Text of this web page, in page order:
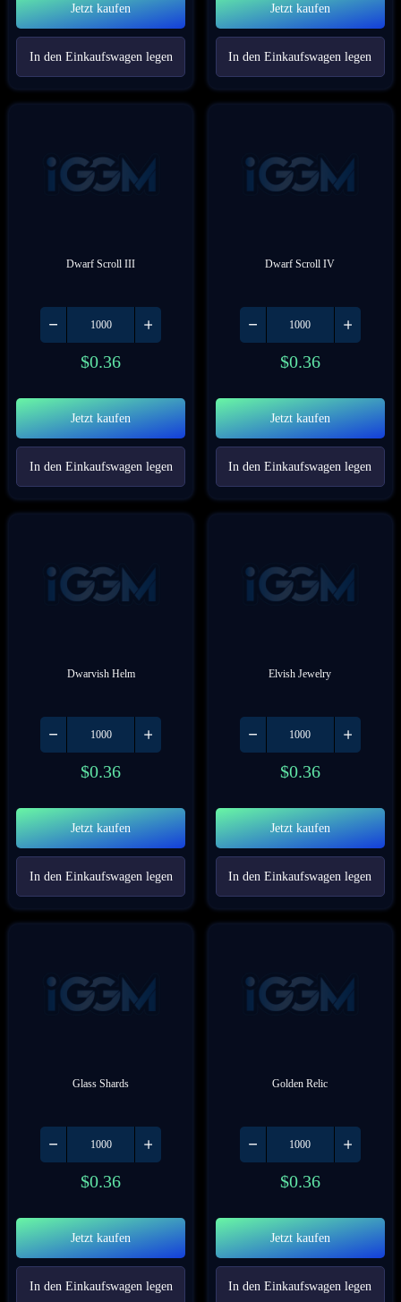
Jetzt kaufen
In den Einkaufswagen legen
Jetzt kaufen
In den Einkaufswagen legen
Dwarf Scroll III
$0.36
Jetzt kaufen
In den Einkaufswagen legen
Dwarf Scroll IV
$0.36
Jetzt kaufen
In den Einkaufswagen legen
Dwarvish Helm
$0.36
Jetzt kaufen
In den Einkaufswagen legen
Elvish Jewelry
$0.36
Jetzt kaufen
In den Einkaufswagen legen
Glass Shards
$0.36
Jetzt kaufen
In den Einkaufswagen legen
Golden Relic
$0.36
Jetzt kaufen
In den Einkaufswagen legen